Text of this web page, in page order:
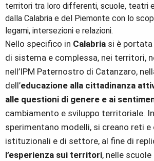
territori tra loro differenti, scuole, teatri
dalla Calabria e del Piemonte con lo
legami, intersezioni e relazioni.
Nello specifico in Calabria si è portata
di sistema e complessa, nei territori,
nell’IPM Paternostro di Catanzaro,
dell’educazione alla cittadinanza
alle questioni di genere e ai
cambiamento e sviluppo territoriale. In
sperimentano modelli, si creano reti e
istituzionali e di settore, al fine di
l’esperienza sui territori, nelle scuole